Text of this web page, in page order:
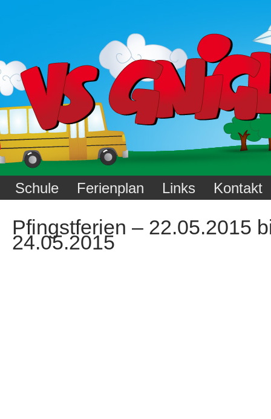
Schule Ferienplan Links Kontakt
Pfingstferien – 22.05.2015
24.05.2015